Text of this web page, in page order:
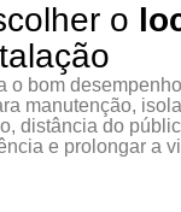
o
bom
manutenção,
distância do
e prolongar a